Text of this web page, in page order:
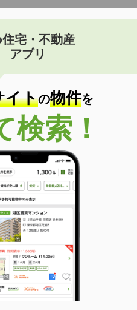
宅・不動産
アプリ
イトの物件を
検索！